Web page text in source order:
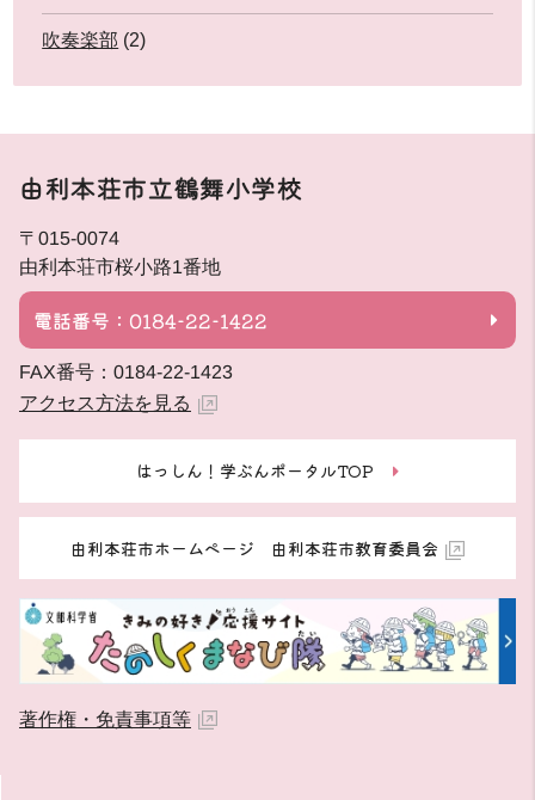
吹奏楽部 (2)
由利本荘市立鶴舞小学校
〒015-0074
由利本荘市桜小路1番地
電話番号：0184-22-1422
FAX番号：0184-22-1423
アクセス方法を見る
はっしん！学ぶんポータルTOP
由利本荘市ホームページ 由利本荘市教育委員会
著作権・免責事項等